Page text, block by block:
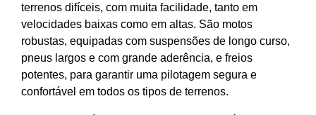
terrenos difíceis, com muita facilidade, tanto em
velocidades baixas como em altas. São motos
robustas, equipadas com suspensões de longo curso,
pneus largos e com grande aderência, e freios
potentes, para garantir uma pilotagem segura e
confortável em todos os tipos de terrenos.